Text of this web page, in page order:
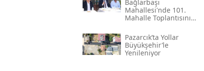
Bağlarbaşı
Mahallesi'nde 101.
Mahalle Toplantısını
Pazarcık’ta Yollar
Büyükşehir’le
Yenileniyor